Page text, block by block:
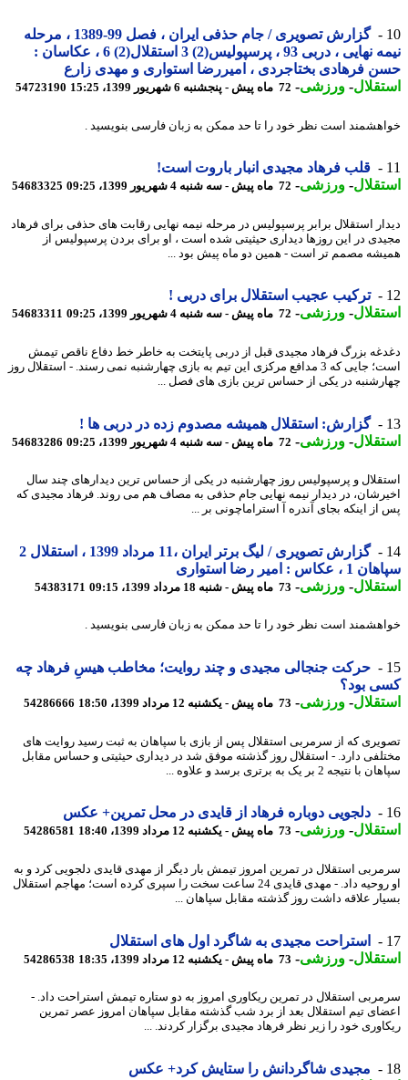
گزارش تصویری / جام حذفی ایران ، فصل 99-1389 ، مرحله
نیمه نهایی ، دربی 93 ، پرسپولیس(2) 3 استقلال(2) 6 ، عکاسان :
فرهادی بختاجردی ، امیررضا استواری و مهدی زارع
-ورزشی-72 ماه پیش - پنجشنبه 6 شهریور 1399، 15:25 54723190
است نظر خود را تا حد ممکن به زبان فارسی بنویسید .
قلب فرهاد مجیدی انبار باروت است!
-ورزشی-72 ماه پیش - سه شنبه 4 شهریور 1399، 09:25 54683325
استقلال برابر پرسپولیس در مرحله نیمه نهایی رقابت های حذفی برای فرهاد
در این روزها دیداری حیثیتی شده است ، او برای بردن پرسپولیس از
مصمم تر است - همین دو ماه پیش بود ...
ترکیب عجیب استقلال برای دربی !
-ورزشی-72 ماه پیش - سه شنبه 4 شهریور 1399، 09:25 54683311
بزرگ فرهاد مجیدی قبل از دربی پایتخت به خاطر خط دفاع ناقص تیمش
است؛ جایی که 3 مدافع مرکزی این تیم به بازی چهارشنبه نمی رسند. - استقلال روز
در یکی از حساس ترین بازی های فصل ...
گزارش: استقلال همیشه مصدوم زده در دربی ها !
-ورزشی-72 ماه پیش - سه شنبه 4 شهریور 1399، 09:25 54683286
و پرسپولیس روز چهارشنبه در یکی از حساس ترین دیدارهای چند سال
در دیدار نیمه نهایی جام حذفی به مصاف هم می روند. فرهاد مجیدی که
اینکه بجای آندره آ استراماچونی بر ...
گزارش تصویری / لیگ برتر ایران ،11 مرداد 1399 ، استقلال 2
: امیر رضا استواری
-ورزشی-73 ماه پیش - شنبه 18 مرداد 1399، 09:15 54383171
است نظر خود را تا حد ممکن به زبان فارسی بنویسید .
حرکت جنجالی مجیدی و چند روایت؛ مخاطب هیسِ فرهاد چه
بود؟
-ورزشی-73 ماه پیش - یکشنبه 12 مرداد 1399، 18:50 54286666
که از سرمربی استقلال پس از بازی با سپاهان به ثبت رسید روایت های
دارد. - استقلال روز گذشته موفق شد در دیداری حیثیتی و حساس مقابل
2 بر یک به برتری برسد و علاوه ...
دلجویی دوباره فرهاد از قایدی در محل تمرین+ عکس
-ورزشی-73 ماه پیش - یکشنبه 12 مرداد 1399، 18:40 54286581
استقلال در تمرین امروز تیمش بار دیگر از مهدی قایدی دلجویی کرد و به
او روحیه داد. - مهدی قایدی 24 ساعت سخت را سپری کرده است؛ مهاجم استقلال
علاقه داشت روز گذشته مقابل سپاهان ...
استراحت مجیدی به شاگرد اول های استقلال
-ورزشی-73 ماه پیش - یکشنبه 12 مرداد 1399، 18:35 54286538
استقلال در تمرین ریکاوری امروز به دو ستاره تیمش استراحت داد. -
تیم استقلال بعد از برد شب گذشته مقابل سپاهان امروز عصر تمرین
خود را زیر نظر فرهاد مجیدی برگزار کردند. ...
مجیدی شاگردانش را ستایش کرد+ عکس